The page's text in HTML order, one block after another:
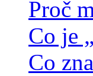
Proč
Co je
Co